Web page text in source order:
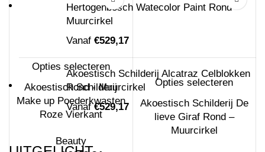
Opties selecteren
Akoestisch Schilderij
Make up Poederkwasten
Roze Vierkant
Beauty
Opties selecteren
Akoestisch Schilderij De
lieve Giraf Rond –
Muurcirkel
Hertogenbosch Watecolor Paint Rond -
Muurcirkel
Vanaf €529,17
Akoestisch Schilderij Alcatraz Celblokken
Rond - Muurcirkel
Vanaf€529,17